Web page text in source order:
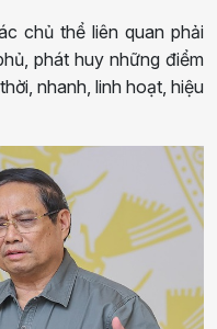
chủ thể liên quan phải
phát huy những điểm
nhanh, linh hoạt, hiệu